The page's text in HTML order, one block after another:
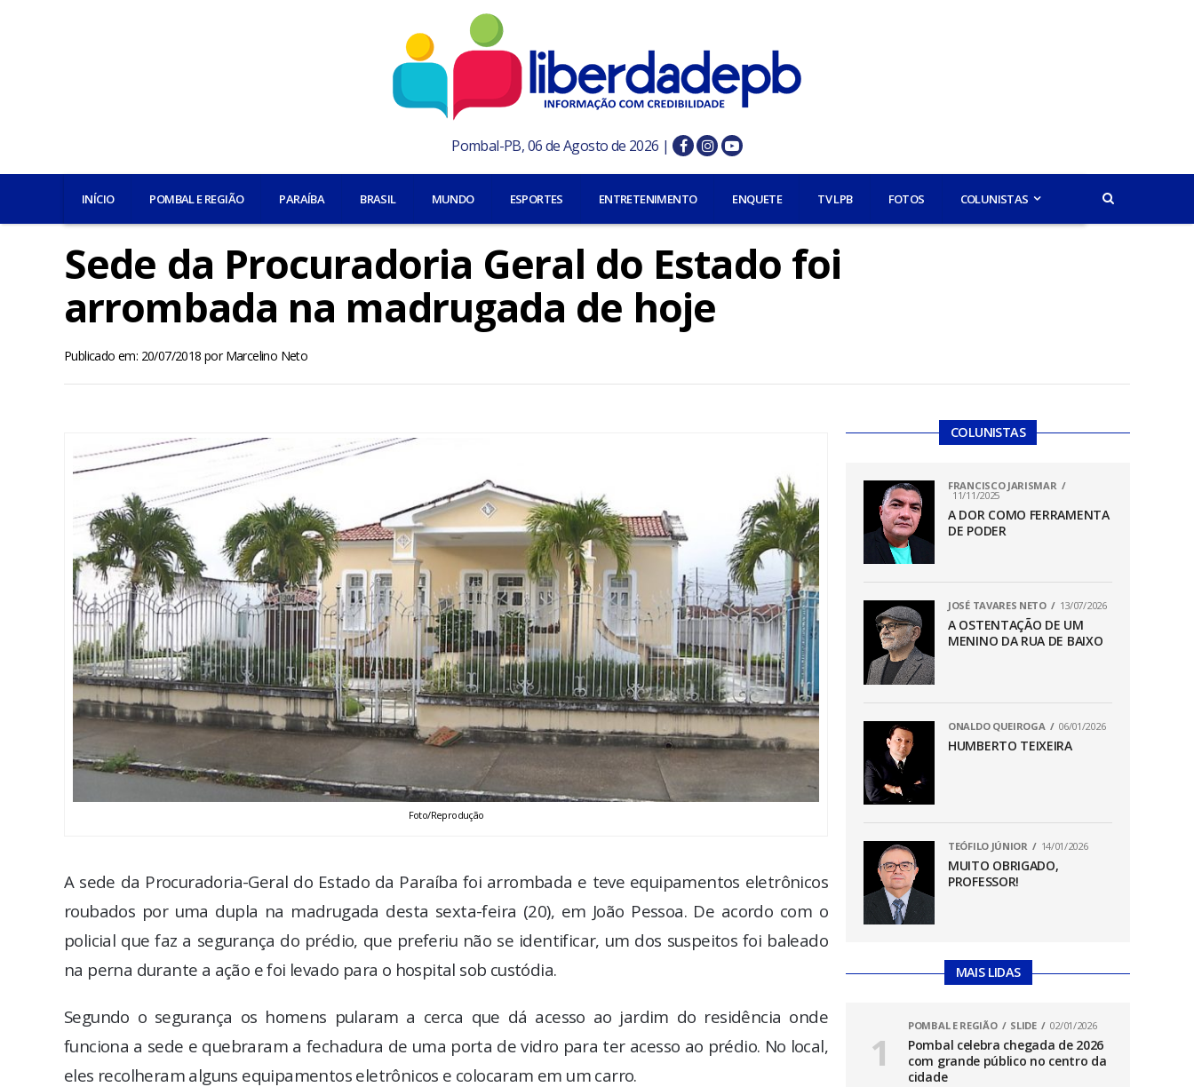
Pombal-PB, 06 de Agosto de 2026 |
INÍCIO POMBAL E REGIÃO PARAÍBA BRASIL MUNDO ESPORTES ENTRETENIMENTO ENQUETE TV LPB FOTOS COLUNISTAS
Sede da Procuradoria Geral do Estado foi
arrombada na madrugada de hoje
Publicado em: 20/07/2018 porMarcelino Neto
Foto/Reprodução
A sede da Procuradoria-Geral do Estado da Paraíba foi arrombada e teve equipamentos eletrônicos
roubados por uma dupla na madrugada desta sexta-feira (20), em João Pessoa. De acordo com o
policial que faz a segurança do prédio, que preferiu não se identificar, um dos suspeitos foi baleado
na perna durante a ação e foi levado para o hospital sob custódia.
Segundo o segurança os homens pularam a cerca que dá acesso ao jardim do residência onde
funciona a sede e quebraram a fechadura de uma porta de vidro para ter acesso ao prédio. No local,
eles recolheram alguns equipamentos eletrônicos e colocaram em um carro.
COLUNISTAS
FRANCISCO JARISMAR
11/11/2025
A DOR COMO FERRAMENTA
DE PODER
JOSÉ TAVARES NETO 13/07/2026
A OSTENTAÇÃO DE UM
MENINO DA RUA DE BAIXO
ONALDO QUEIROGA 06/01/2026
HUMBERTO TEIXEIRA
TEÓFILO JÚNIOR 14/01/2026
MUITO OBRIGADO,
PROFESSOR!
MAIS LIDAS
POMBAL E REGIÃO SLIDE 02/01/2026
Pombal celebra chegada de 2026
com grande público no centro da
cidade